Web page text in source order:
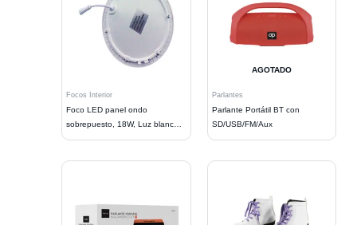
Focos Interior
Foco LED panel ondo
sobrepuesto, 18W, Luz blanca,
ahorro 80%
AGOTADO
Parlantes
Parlante Portátil BT con
SD/USB/FM/Aux